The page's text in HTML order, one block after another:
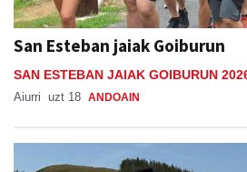
San Esteban jaiak Goiburun
SAN ESTEBAN JAIAK GOIBURUN
Aiurri uzt 18 ANDOAIN